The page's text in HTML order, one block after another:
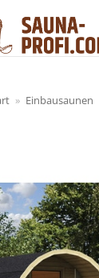
» Einbausaunen